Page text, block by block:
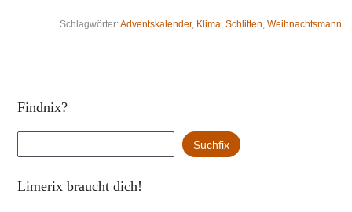
Schlagwörter:Adventskalender, Klima,Schlitten,Weihnachtsmann
Findnix?
Suchfix
Limerix braucht dich!